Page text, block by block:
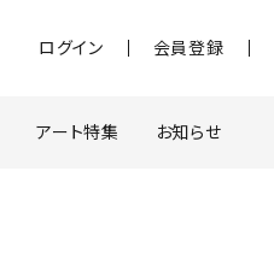
ログイン 会員登録
アート特集 お知らせ